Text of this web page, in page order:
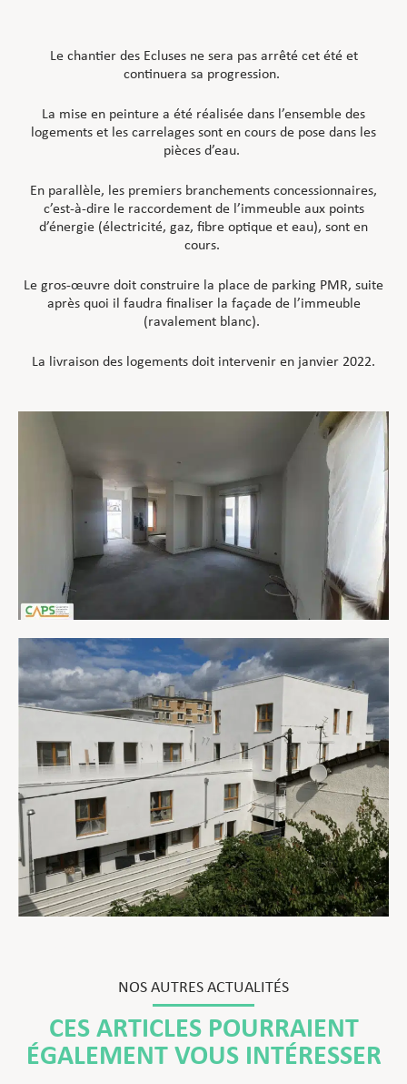
Le chantier des Ecluses ne sera pas arrêté cet été et
continuera sa progression.
La mise en peinture a été réalisée dans l’ensemble des
logements et les carrelages sont en cours de pose dans les
pièces d’eau.
En parallèle, les premiers branchements concessionnaires,
c’est-à-dire le raccordement de l’immeuble aux points
d’énergie (électricité, gaz, fibre optique et eau), sont en
cours.
Le gros-œuvre doit construire la place de parking PMR, suite
après quoi il faudra finaliser la façade de l’immeuble
(ravalement blanc).
La livraison des logements doit intervenir en janvier 2022.
NOS AUTRES ACTUALITÉS
CES ARTICLES POURRAIENT
ÉGALEMENT VOUS INTÉRESSER